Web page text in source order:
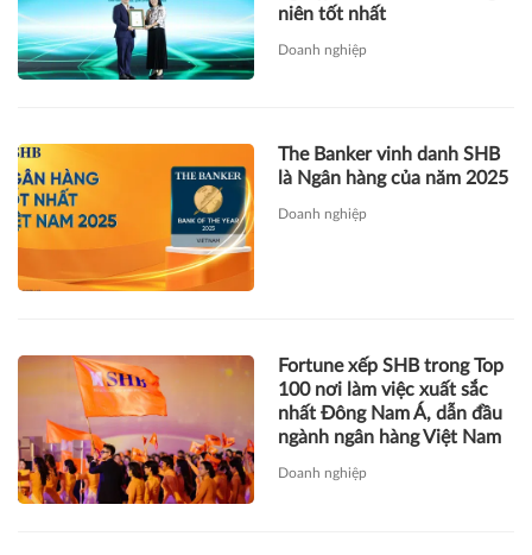
niên tốt nhất
Doanh nghiệp
The Banker vinh danh SHB
là Ngân hàng của năm 2025
Doanh nghiệp
Fortune xếp SHB trong Top
100 nơi làm việc xuất sắc
nhất Đông Nam Á, dẫn đầu
ngành ngân hàng Việt Nam
Doanh nghiệp